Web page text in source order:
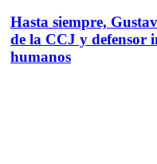
Hasta siempre,
de la CCJ y defensor
humanos